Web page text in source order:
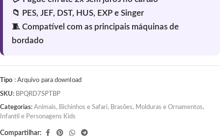
Tipo : Arquivo para download
SKU: BPQRD7SPTBP
Categorias: Animais, Bichinhos e Safari, Brasões, Molduras e Ornamentos,
Infantil e Personagens Kids
Compartilhar: